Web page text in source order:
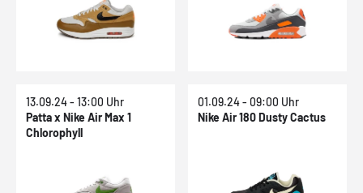
13.09.24 - 13:00 Uhr
Patta x Nike Air Max 1
Chlorophyll
01.09.24 - 09:00 Uhr
Nike Air 180 Dusty Cactus